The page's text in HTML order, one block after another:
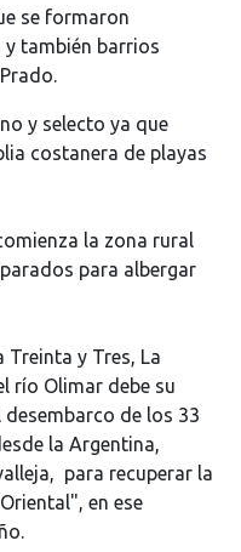
se formaron
también barrios
y selecto ya que
costanera de playas
la zona rural
para albergar
Treinta y Tres, La
río Olimar debe su
de los 33
la Argentina,
para recuperar la
en ese